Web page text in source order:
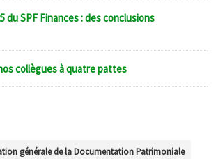
du SPF Finances : des conclusions
collègues à quatre pattes
générale de la Documentation Patrimoniale